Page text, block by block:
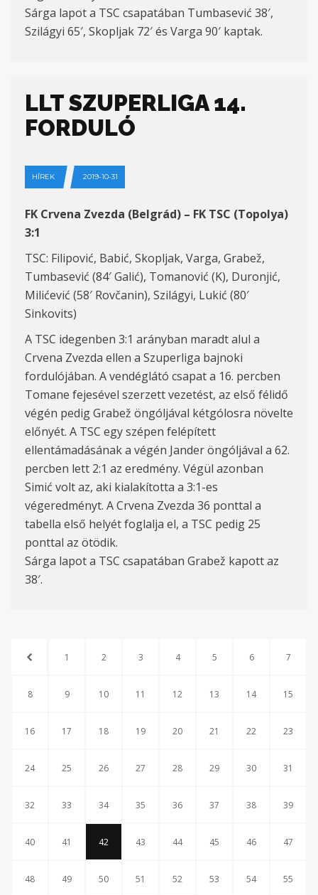
Sárga lapot a TSC csapatában Tumbasević 38′,
Szilágyi 65′, Skopljak 72′ és Varga 90′ kaptak.
LLT SZUPERLIGA 14.
FORDULÓ
HÍREK 2019-10-31
FK Crvena Zvezda (Belgrád) – FK TSC (Topolya)
3:1
TSC: Filipović, Babić, Skopljak, Varga, Grabež,
Tumbasević (84′ Galić), Tomanović (K), Duronjić,
Milićević (58′ Rovčanin), Szilágyi, Lukić (80′
Sinkovits)
A TSC idegenben 3:1 arányban maradt alul a
Crvena Zvezda ellen a Szuperliga bajnoki
fordulójában. A vendéglátó csapat a 16. percben
Tomane fejesével szerzett vezetést, az első félidő
végén pedig Grabež öngóljával kétgólosra növelte
előnyét. A TSC egy szépen felépített
ellentámadásának a végén Jander öngóljával a 62.
percben lett 2:1 az eredmény. Végül azonban
Simić volt az, aki kialakította a 3:1-es
végeredményt. A Crvena Zvezda 36 ponttal a
tabella első helyét foglalja el, a TSC pedig 25
ponttal az ötödik.
Sárga lapot a TSC csapatában Grabež kapott az
38′.
1 2 3 4 5 6 7
8 9 10 11 12 13 14 15
16 17 18 19 20 21 22 23
24 25 26 27 28 29 30 31
32 33 34 35 36 37 38 39
40 41 42 43 44 45 46 47
48 49 50 51 52 53 54 55